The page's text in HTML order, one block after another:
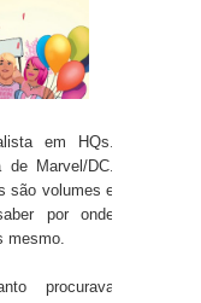
em HQs.
de Marvel/DC.
são volumes e
por onde
mesmo.
procurava